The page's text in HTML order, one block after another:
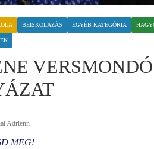
BEISKOLÁZÁS EGYÉB KATEGÓRIA
Adrienn
MEG!